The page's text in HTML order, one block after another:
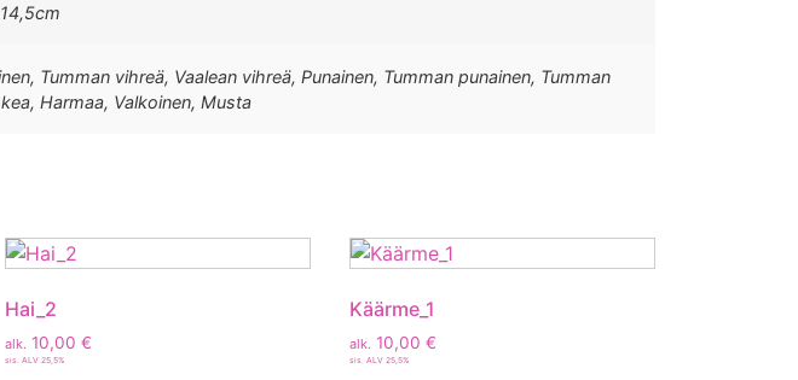
Tumman vihreä, Vaalean vihreä, Punainen, Tumman punainen, Tumman
Harmaa, Valkoinen, Musta
Hai_2
alk. 10,00 €
sis. ALV 25,5%
Käärme_1
alk. 10,00 €
sis. ALV 25,5%